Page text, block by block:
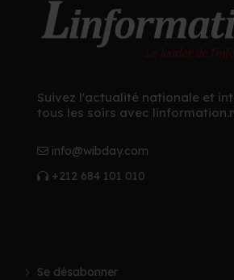
Suivez l'actualité nationale et
tous les soirs avec
info@wibday.com
+212 684 101 010
Se désabonner